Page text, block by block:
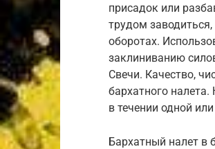
присадок или
трудом
оборотах.
заклиниванию
Свечи. Качество,
бархатного
в течении одной
Бархатный налет в